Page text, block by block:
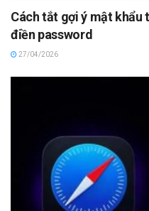
Cách tắt gợi ý mật khẩu
điền password
27/04/2026